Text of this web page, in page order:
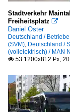
Stadtverkehr
Freiheitsplatz 
Daniel Oster
Deutschland /
(SVM), Deutschland /
(vollelektrisch) / MAN
 53 1200x812 Px,